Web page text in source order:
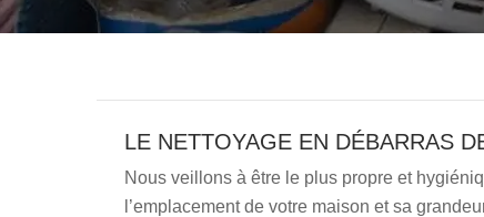
LE NETTOYAGE EN DÉBARRAS
Nous veillons à être le plus propre et
l’emplacement de votre maison et sa